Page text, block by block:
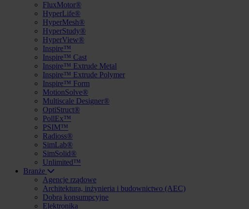
FluxMotor®
HyperLife®
HyperMesh®
HyperStudy®
HyperView®
Inspire™
Inspire™ Cast
Inspire™ Extrude Metal
Inspire™ Extrude Polymer
Inspire™ Form
MotionSolve®
Multiscale Designer®
OptiStruct®
PollEx™
PSIM™
Radioss®
SimLab®
SimSolid®
Unlimited™
Branże
Agencje rządowe
Architektura, inżynieria i budownictwo (AEC)
Dobra konsumpcyjne
Elektronika